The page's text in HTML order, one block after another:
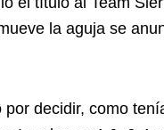
la aguja se
decidir, como